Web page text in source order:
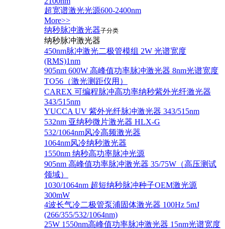
超宽谱激光光源600-2400nm
More>>
纳秒脉冲激光器子分类
纳秒脉冲激光器
450nm脉冲激光二极管模组 2W 光谱宽度
(RMS)1nm
905nm 600W 高峰值功率脉冲激光器 8nm光谱宽度
TO56（激光测距仪用）
CAREX 可编程脉冲高功率纳秒紫外光纤激光器
343/515nm
YUCCA UV 紫外光纤脉冲激光器 343/515nm
532nm 亚纳秒微片激光器 HLX-G
532/1064nm风冷高频激光器
1064nm风冷纳秒激光器
1550nm 纳秒高功率脉冲光源
905nm 高峰值功率脉冲激光器 35/75W（高压测试
领域）
1030/1064nm 超短纳秒脉冲种子OEM激光源
300mW
4波长气冷二极管泵浦固体激光器 100Hz 5mJ
(266/355/532/1064nm)
25W 1550nm高峰值功率脉冲激光器 15nm光谱宽度